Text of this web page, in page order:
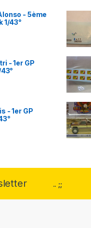
- 5ème
1/43°
- 1er GP
- 1er GP
.. ;;